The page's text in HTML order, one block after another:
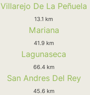
Villarejo De La Peñuela
13.1 km
Mariana
41.9 km
Lagunaseca
66.4 km
San Andres Del Rey
45.6 km